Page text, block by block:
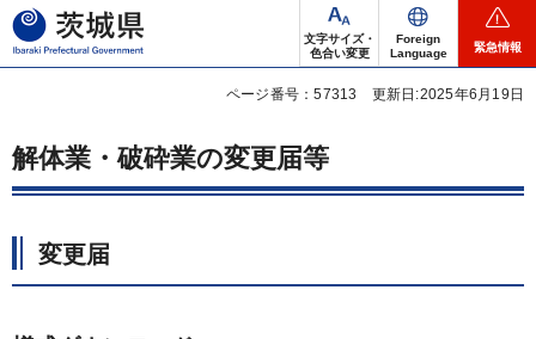
茨城県
文字サイズ・
色合い変更
Foreign
Language
緊急情報
ページ番号：57313 更新日:2025年6月19日
解体業・破砕業の変更届等
変更届